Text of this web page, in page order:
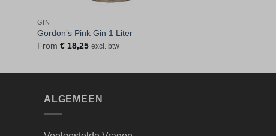
GIN
Gordon’s Pink Gin 1 Liter
From €18,25 excl. btw
ALGEMEEN